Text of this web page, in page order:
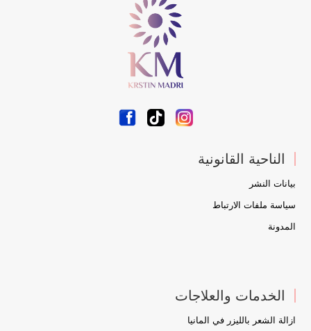
الناحية القانونية
بيانات النشر
سياسة ملفات الارتباط
المدونة
الخدمات والعلاجات
ازالة الشعر بالليزر في المانيا